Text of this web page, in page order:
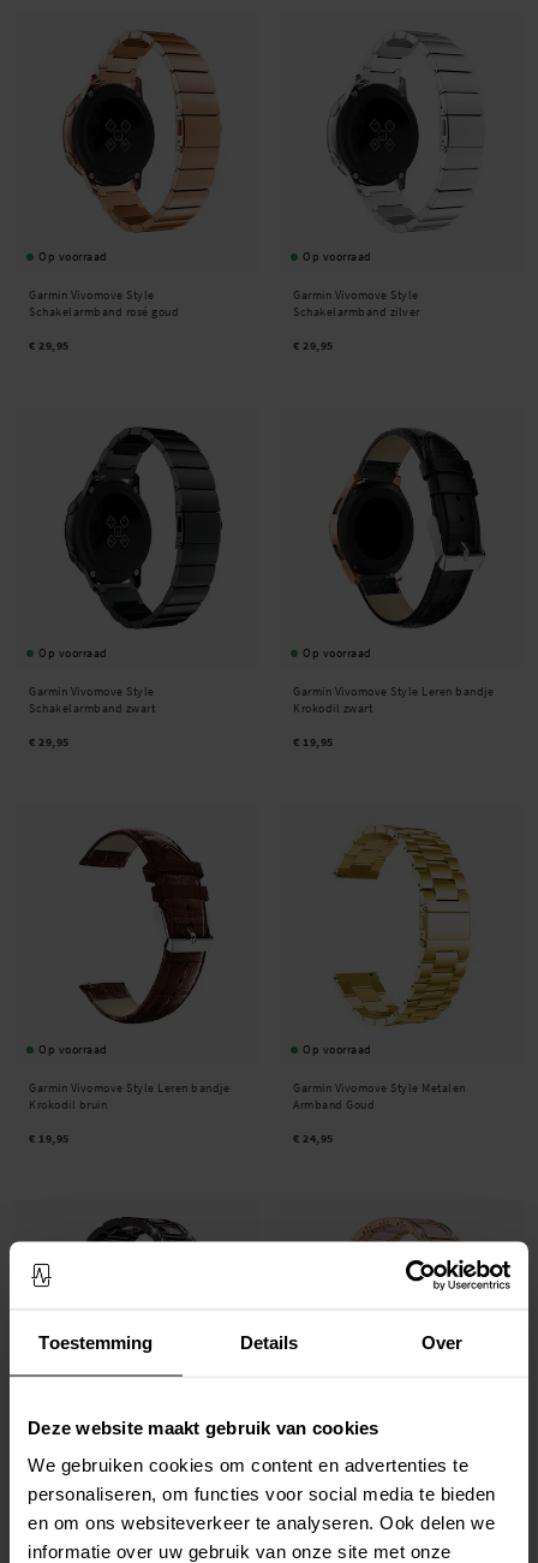
Toestemming Details Over
Deze website maakt gebruik van cookies
We gebruiken cookies om content en advertenties te
personaliseren, om functies voor social media te bieden
en om ons websiteverkeer te analyseren. Ook delen we
informatie over uw gebruik van onze site met onze
Op voorraad
Garmin Vivomove Style
Schakelarmband rosé goud
€ 29,95
Op voorraad
Garmin Vivomove Style
Schakelarmband zilver
€ 29,95
Op voorraad
Garmin Vivomove Style
Schakelarmband zwart
€ 29,95
Op voorraad
Garmin Vivomove Style Leren bandje
Krokodil zwart
€ 19,95
Op voorraad
Garmin Vivomove Style Leren bandje
Krokodil bruin
€ 19,95
Op voorraad
Garmin Vivomove Style Metalen
Armband Goud
€ 24,95
Garmin Vivomove Style Diamond
Bracelet Black Blossom
€ 27,95
Garmin Vivomove Style Diamond
Bracelet Rosegold Rose
€ 27,95